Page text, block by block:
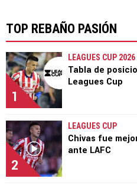
TOP REBAÑO PASIÓN
1
LEAGUES CUP 2026
Tabla de
Leagues Cup
2
LEAGUES CUP
Chivas fue
ante LAFC